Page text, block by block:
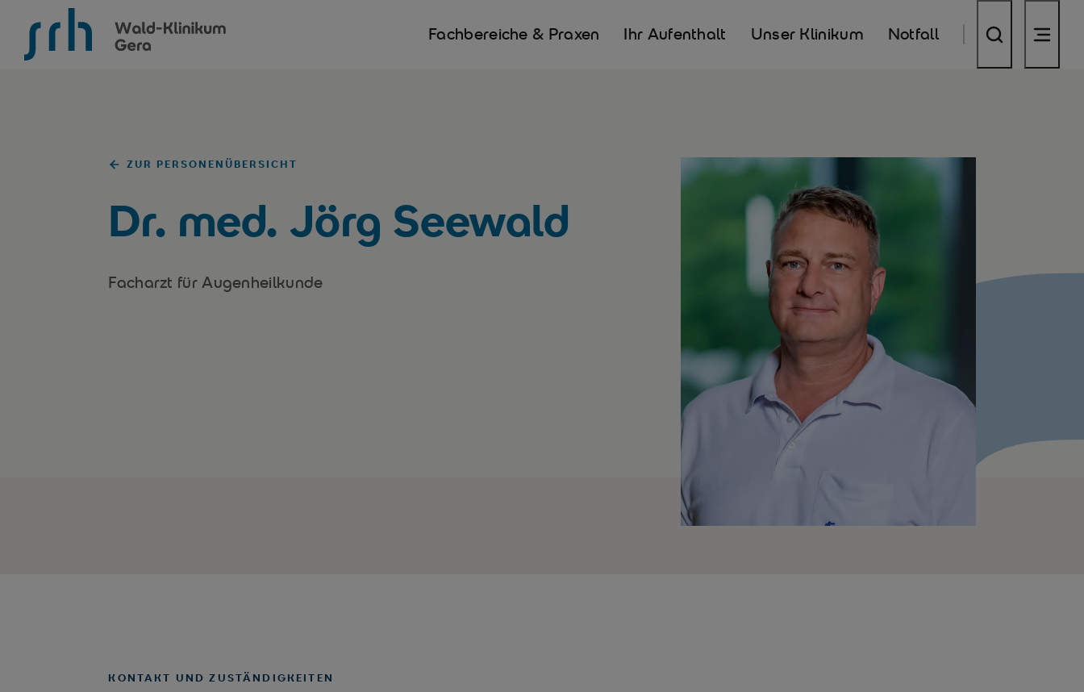
Fachbereiche & Praxen Ihr Aufenthalt Unser Klinikum Notfall
ZUR PERSONENÜBERSICHT
Dr. med. Jörg Seewald
Facharzt für Augenheilkunde
KONTAKT UND ZUSTÄNDIGKEITEN